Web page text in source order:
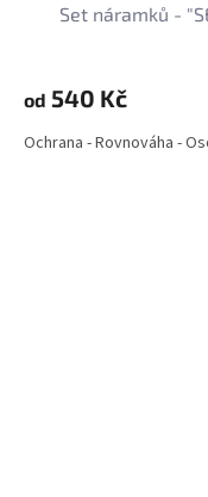
Set náramků -
od 540 Kč
Ochrana - Rovnováha -